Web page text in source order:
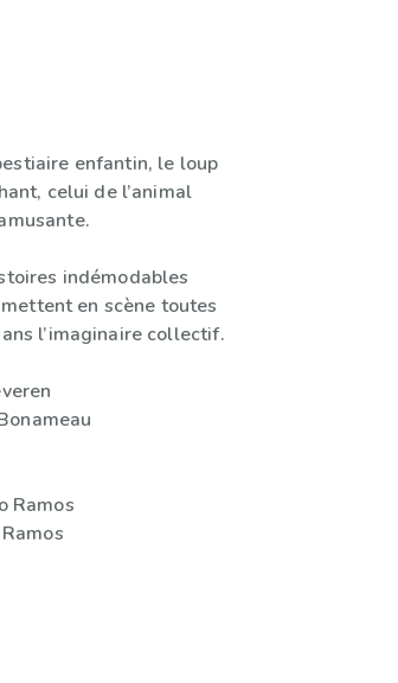
enfantin, le loup
celui de l’animal
indémodables
en scène toutes
l’imaginaire collectif.
Ramos